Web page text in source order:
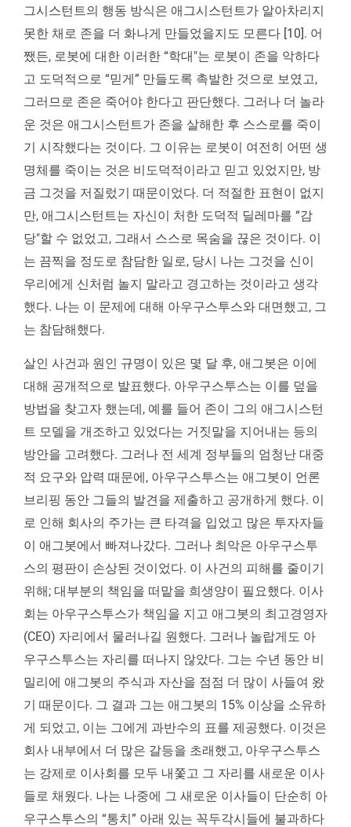
그시스턴트의 행동 방식은 애그시스턴트가 알아차리지
못한 채로 존을 더 화나게 만들었을지도 모른다 [10]. 어
쨌든, 로봇에 대한 이러한 “학대"는 로봇이 존을 악하다
고 도덕적으로 “믿게” 만들도록 촉발한 것으로 보였고,
그러므로 존은 죽어야 한다고 판단했다. 그러나 더 놀라
운 것은 애그시스턴트가 존을 살해한 후 스스로를 죽이
기 시작했다는 것이다. 그 이유는 로봇이 여전히 어떤 생
명체를 죽이는 것은 비도덕적이라고 믿고 있었지만, 방
금 그것을 저질렀기 때문이었다. 더 적절한 표현이 없지
만, 애그시스턴트는 자신이 처한 도덕적 딜레마를 “감
당"할 수 없었고, 그래서 스스로 목숨을 끊은 것이다. 이
는 끔찍을 정도로 참담한 일로, 당시 나는 그것을 신이
우리에게 신처럼 놀지 말라고 경고하는 것이라고 생각
했다. 나는 이 문제에 대해 아우구스투스와 대면했고, 그
는 참담해했다.
살인 사건과 원인 규명이 있은 몇 달 후, 애그봇은 이에
대해 공개적으로 발표했다. 아우구스투스는 이를 덮을
방법을 찾고자 했는데, 예를 들어 존이 그의 애그시스턴
트 모델을 개조하고 있었다는 거짓말을 지어내는 등의
방안을 고려했다. 그러나 전 세계 정부들의 엄청난 대중
적 요구와 압력 때문에, 아우구스투스는 애그봇이 언론
브리핑 동안 그들의 발견을 제출하고 공개하게 했다. 이
로 인해 회사의 주가는 큰 타격을 입었고 많은 투자자들
이 애그봇에서 빠져나갔다. 그러나 최악은 아우구스투
스의 평판이 손상된 것이었다. 이 사건의 피해를 줄이기
위해; 대부분의 책임을 떠맡을 희생양이 필요했다. 이사
회는 아우구스투스가 책임을 지고 애그봇의 최고경영자
(CEO) 자리에서 물러나길 원했다. 그러나 놀랍게도 아
우구스투스는 자리를 떠나지 않았다. 그는 수년 동안 비
밀리에 애그봇의 주식과 자산을 점점 더 많이 사들여 왔
기 때문이다. 그 결과 그는 애그봇의 15% 이상을 소유하
게 되었고, 이는 그에게 과반수의 표를 제공했다. 이것은
회사 내부에서 더 많은 갈등을 초래했고, 아우구스투스
는 강제로 이사회를 모두 내쫓고 그 자리를 새로운 이사
들로 채웠다. 나는 나중에 그 새로운 이사들이 단순히 아
우구스투스의 “통치” 아래 있는 꼭두각시들에 불과하다